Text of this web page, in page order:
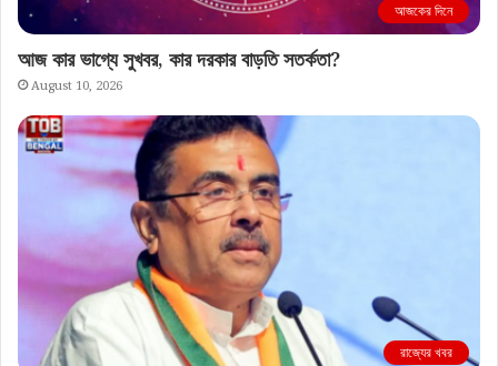
আজকের দিনে
আজ কার ভাগ্যে সুখবর, কার দরকার বাড়তি সতর্কতা?
August 10, 2026
রাজ্যের খবর